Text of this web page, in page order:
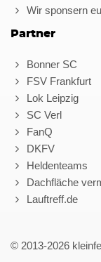
Wir sponsern
Partner
Bonner SC
FSV Frankfurt
Lok Leipzig
SC Verl
FanQ
DKFV
Heldenteams
Dachfläche
Lauftreff.de
© 2013-2026